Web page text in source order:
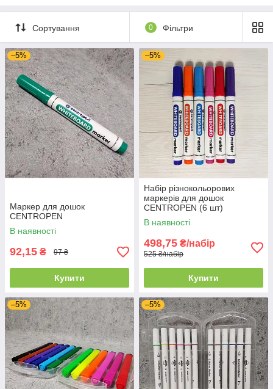
Сортування 0 Фільтри
–5%
Маркер для дошок
CENTROPEN
В наявності
92,15 ₴ 97 ₴
Купити
–5%
Набір різнокольорових
маркерів для дошок
CENTROPEN (6 шт)
В наявності
498,75 ₴/набір
525 ₴/набір
Купити
–5% –5%